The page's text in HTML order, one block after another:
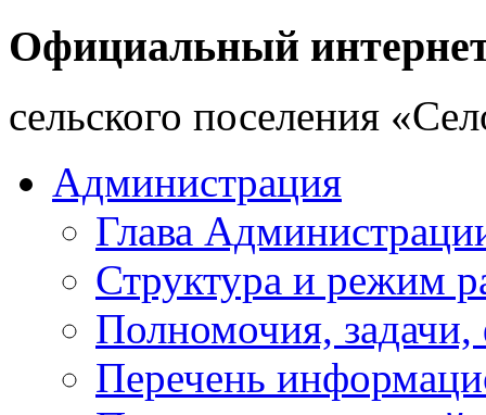
Официальный
cельского поселения
Администрация
Глава
Структура и режим
Полномочия,
Перечень